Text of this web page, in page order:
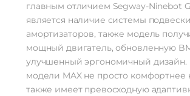
главным отличием Segway-Ninebot
является наличие системы
амортизаторов, также модель
мощный двигатель, обновленную
улучшенный эргономичный дизайн.
модели MAX не просто комфортнее
также имеет превосходную